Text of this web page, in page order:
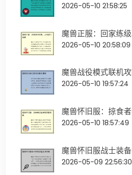
2026-05-10 21:58:25
魔兽正服：回家练
2026-05-10 20:58:09
魔兽战役模式联机
2026-05-10 19:57:24
魔兽怀旧服：掠食
2026-05-10 18:57:49
魔兽怀旧服战士装
2026-05-09 22:56:30